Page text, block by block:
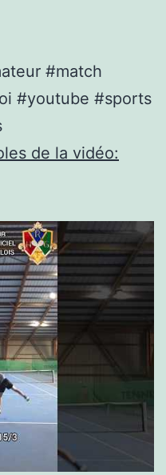
#match
#youtube #sports
de la vidéo: